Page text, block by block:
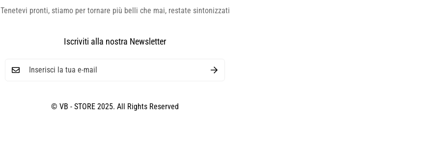
Tenetevi pronti, stiamo per tornare più belli che mai, restate sintonizzati
Iscriviti alla nostra Newsletter
© VB - STORE 2025. All Rights Reserved